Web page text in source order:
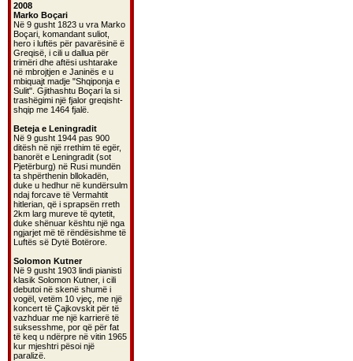
2008
Marko Boçari
Në 9 gusht 1823 u vra Marko
Boçari, komandant suliot,
hero i luftës për pavarësinë ë
Greqisë, i cili u dallua për
trimëri dhe aftësi ushtarake
në mbrojtjen e Janinës e u
mbiquajt madje "Shqiponja e
Sulit". Gjithashtu Boçari la si
trashëgimi një fjalor greqisht-
shqip me 1464 fjalë.
Beteja e Leningradit
Në 9 gusht 1944 pas 900
ditësh në një rrethim të egër,
banorët e Leningradit (sot
Pjetërburg) në Rusi mundën
ta shpërthenin bllokadën,
duke u hedhur në kundërsulm
ndaj forcave të Vermahtit
hitlerian, që i sprapsën rreth
2km larg mureve të qytetit,
duke shënuar kështu një nga
ngjarjet më të rëndësishme të
Luftës së Dytë Botërore.
Solomon Kutner
Në 9 gusht 1903 lindi pianisti
klasik Solomon Kutner, i cili
debutoi në skenë shumë i
vogël, vetëm 10 vjeç, me një
koncert të Çajkovskit për të
vazhduar me një karrierë të
suksesshme, por që për fat
të keq u ndërpre në vitin 1965
kur mjeshtri pësoi një
paralizë.